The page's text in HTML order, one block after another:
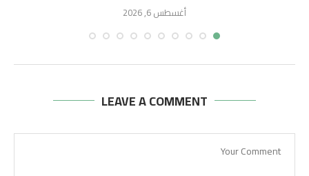
أغسطس 6, 2026
LEAVE A COMMENT